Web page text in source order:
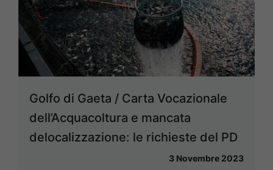
Golfo di Gaeta / Carta Vocazionale
dell’Acquacoltura e mancata
delocalizzazione: le richieste del PD
3 Novembre 2023